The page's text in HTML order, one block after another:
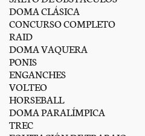
DOMA CLÁSICA
CONCURSO COMPLETO
RAID
DOMA VAQUERA
PONIS
ENGANCHES
VOLTEO
HORSEBALL
DOMA PARALÍMPICA
TREC